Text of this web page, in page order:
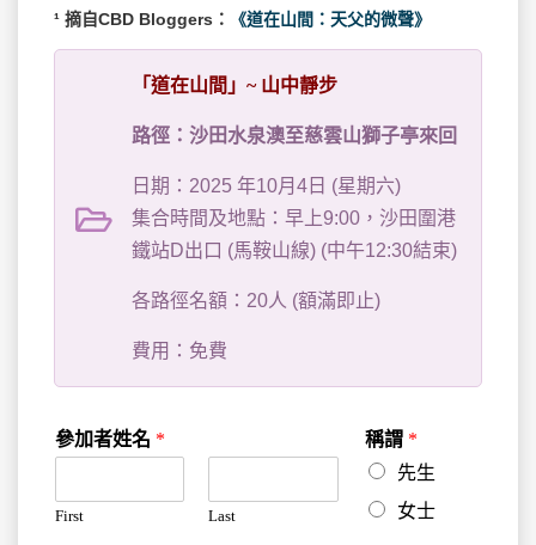
¹ 摘自CBD Bloggers： 《道在山間：天父的微聲》
「道在山間」~ 山中靜步
路徑：沙田水泉澳至慈雲山獅子亭來回
日期：2025 年10月4日 (星期六)
集合時間及地點：早上9:00，沙田圍港
鐵站D出口 (馬鞍山線) (中午12:30結束)
各路徑名額：20人 (額滿即止)
費用：免費
參加者姓名 *
First Last
稱謂 *
先生
女士